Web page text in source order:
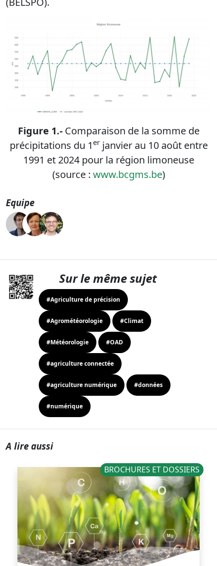
Figure 1.-Comparaison de la somme de
précipitations du 1 erjanvier au 10 août entre
1991 et 2024 pour la région limoneuse
(source : www.bcgms.be)
Equipe
Sur le même sujet
#Agriculture de précision
#Agrométéorologie #Climat
#Météorologie #OAD
#agriculture connectée
#agriculture numérique #données
#numérique
A lire aussi
BROCHURES ET DOSSIERS